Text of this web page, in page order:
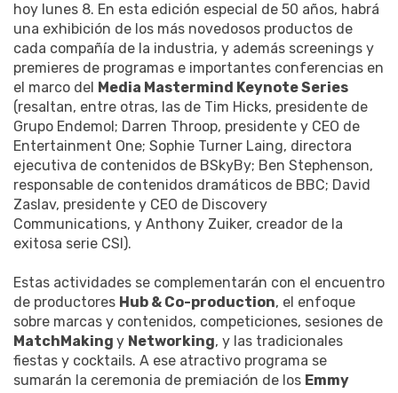
hoy lunes 8. En esta edición especial de 50 años, habrá
una exhibición de los más novedosos productos de
cada compañía de la industria, y además screenings y
premieres de programas e importantes conferencias en
el marco del Media Mastermind Keynote Series
(resaltan, entre otras, las de Tim Hicks, presidente de
Grupo Endemol; Darren Throop, presidente y CEO de
Entertainment One; Sophie Turner Laing, directora
ejecutiva de contenidos de BSkyBy; Ben Stephenson,
responsable de contenidos dramáticos de BBC; David
Zaslav, presidente y CEO de Discovery
Communications, y Anthony Zuiker, creador de la
exitosa serie CSI).
Estas actividades se complementarán con el encuentro
de productores Hub & Co-production, el enfoque
sobre marcas y contenidos, competiciones, sesiones de
MatchMaking y Networking, y las tradicionales
fiestas y cocktails. A ese atractivo programa se
sumarán la ceremonia de premiación de los Emmy